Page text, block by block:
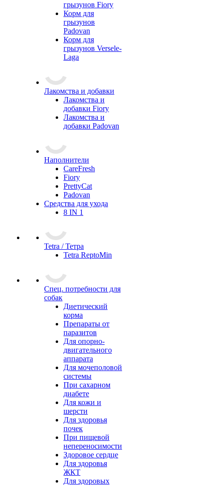
грызунов Fiory
Корм для
грызунов
Padovan
Корм для
грызунов Versele-
Laga
Лакомства и добавки
Лакомства и
добавки Fiory
Лакомства и
добавки Padovan
Наполнители
CareFresh
Fiory
PrettyCat
Padovan
Средства для ухода
8 IN 1
Tetra / Тетра
Tetra ReptoMin
Спец. потребности для
собак
Диетический
корма
Препараты от
паразитов
Для опорно-
двигательного
аппарата
Для мочеполовой
системы
При сахарном
диабете
Для кожи и
шерсти
Для здоровья
почек
При пищевой
непереносимости
Здоровое сердце
Для здоровья
ЖКТ
Для здоровых